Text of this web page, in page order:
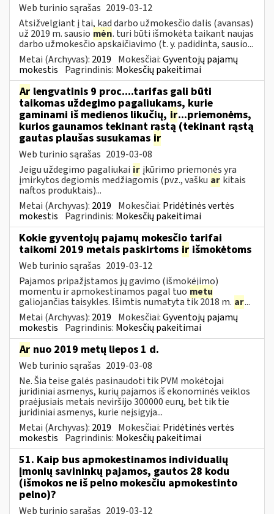
Web turinio sąrašas 2019-03-12
Atsižvelgiant į tai, kad darbo užmokesčio dalis (avansas)
už 2019 m. sausio mėn. turi būti išmokėta taikant naujas
darbo užmokesčio apskaičiavimo (t. y. padidinta, sausio...
Metai (Archyvas): 2019 Mokesčiai:Gyventojų pajamų
mokestis Pagrindinis: Mokesčių pakeitimai
Ar lengvatinis 9 proc....tarifas gali būti
taikomas uždegimo pagaliukams, kurie
gaminami iš medienos likučių, ir...priemonėms,
kurios gaunamos tekinant rąstą (tekinant rąstą
gautas plaušas susukamas ir
Web turinio sąrašas 2019-03-08
Jeigu uždegimo pagaliukai ir įkūrimo priemonės yra
įmirkytos degiomis medžiagomis (pvz., vašku ar kitais
naftos produktais)...
Metai (Archyvas): 2019 Mokesčiai: Pridėtinės vertės
mokestis Pagrindinis: Mokesčių pakeitimai
Kokie gyventojų pajamų mokesčio tarifai
taikomi 2019 metais paskirtoms ir išmokėtoms
Web turinio sąrašas 2019-03-12
Pajamos pripažįstamos jų gavimo (išmokėjimo)
momentu ir apmokestinamos pagal tuo metu
galiojančias taisykles. Išimtis numatyta tik 2018 m. ar...
Metai (Archyvas): 2019 Mokesčiai:Gyventojų pajamų
mokestis Pagrindinis: Mokesčių pakeitimai
Ar nuo 2019 metų liepos 1 d.
Web turinio sąrašas 2019-03-08
Ne. Šia teise galės pasinaudoti tik PVM mokėtojai
juridiniai asmenys, kurių pajamos iš ekonominės veiklos
praėjusiais metais neviršijo 300000 eurų, bet tik tie
juridiniai asmenys, kurie neįsigyja...
Metai (Archyvas): 2019 Mokesčiai: Pridėtinės vertės
mokestis Pagrindinis: Mokesčių pakeitimai
51. Kaip bus apmokestinamos individualių
įmonių savininkų pajamos, gautos 28 kodu
(išmokos ne iš pelno mokesčiu apmokestinto
pelno)?
Web turinio sąrašas 2019-03-12